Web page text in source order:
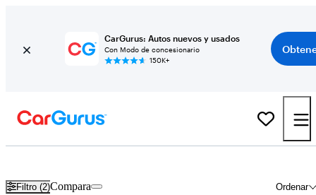
CarGurus: Autos nuevos y usados
Con Modo de concesionario
150K+
Filtro (2) Ordenar
Compara